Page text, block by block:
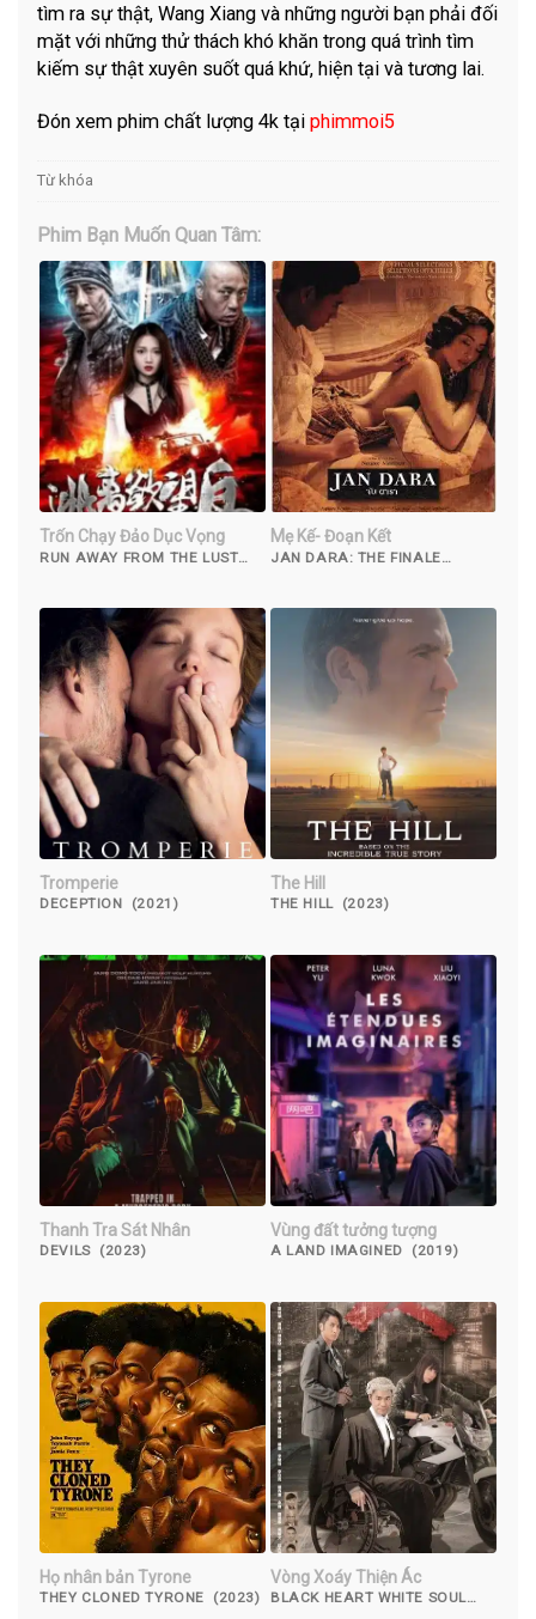
tìm ra sự thật, Wang Xiang và những người bạn phải đối
mặt với những thử thách khó khăn trong quá trình tìm
kiếm sự thật xuyên suốt quá khứ, hiện tại và tương lai.
Đón xem phim chất lượng 4k tạiphimmoi5
Từ khóa
Phim Bạn Muốn Quan Tâm:
Trốn Chạy Đảo Dục Vọng
RUN AWAY FROM THE LUST
Mẹ Kế- Đoạn Kết
JAN DARA: THE FINALE
Tromperie
DECEPTION (2021)
The Hill
THE HILL (2023)
Thanh Tra Sát Nhân
DEVILS (2023)
Vùng đất tưởng tượng
A LAND IMAGINED (2019)
Họ nhân bản Tyrone
THEY CLONED TYRONE (2023)
Vòng Xoáy Thiện Ác
BLACK HEART WHITE SOUL